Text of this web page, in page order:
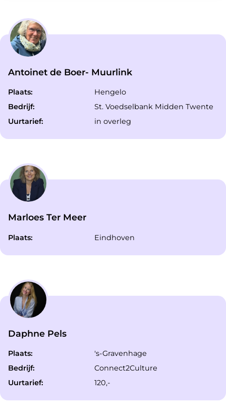
Antoinet de Boer- Muurlink
Plaats:
Hengelo
Bedrijf:
St. Voedselbank Midden Twente
Uurtarief:
in overleg
Marloes Ter Meer
Plaats: Eindhoven
Daphne Pels
Plaats:
's-Gravenhage
Bedrijf:
Connect2Culture
Uurtarief:
120,-